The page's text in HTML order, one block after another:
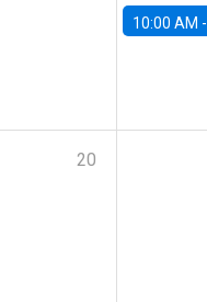
10:00 AM -
20